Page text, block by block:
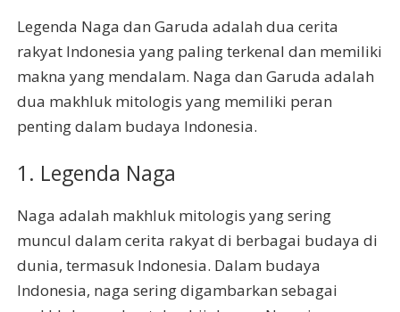
Legenda Naga dan Garuda adalah dua cerita
rakyat Indonesia yang paling terkenal dan memiliki
makna yang mendalam. Naga dan Garuda adalah
dua makhluk mitologis yang memiliki peran
penting dalam budaya Indonesia.
1. Legenda Naga
Naga adalah makhluk mitologis yang sering
muncul dalam cerita rakyat di berbagai budaya di
dunia, termasuk Indonesia. Dalam budaya
Indonesia, naga sering digambarkan sebagai